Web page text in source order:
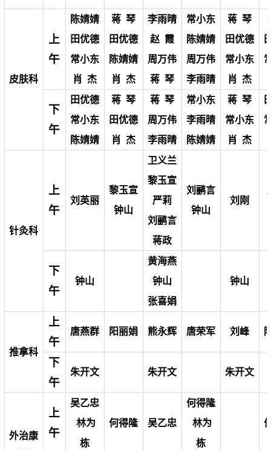
皮肤科
上
午
陈婧婧
田优德
常小东
肖 杰
蒋 琴
田优德
陈婧婧
肖 杰
李雨晴
赵 霞
周万伟
蒋 琴
常小东
陈婧婧
周万伟
李雨晴
蒋 琴
田优德
常小东
肖 杰
下
午
田优德
常小东
陈婧婧
蒋 琴
田优德
肖 杰
蒋 琴
周万伟
李雨晴
常小东
李雨晴
陈婧婧
蒋 琴
常小东
肖 杰
针灸科
上
午
刘英丽
黎玉宣
钟山
卫义兰
黎玉宣
严莉
刘鹂言
蒋政
刘鹂言
钟山
刘刚
下
午
钟山
黄海燕
钟山
张喜娟
钟山
推拿科
上
午
唐燕群 阳丽娟 熊永辉 唐荣军 刘峰
下
午
朱开文 朱开文 朱开文
外治康
上
午
吴乙忠
林为
栋
何得隆 吴乙忠
何得隆
林为
栋